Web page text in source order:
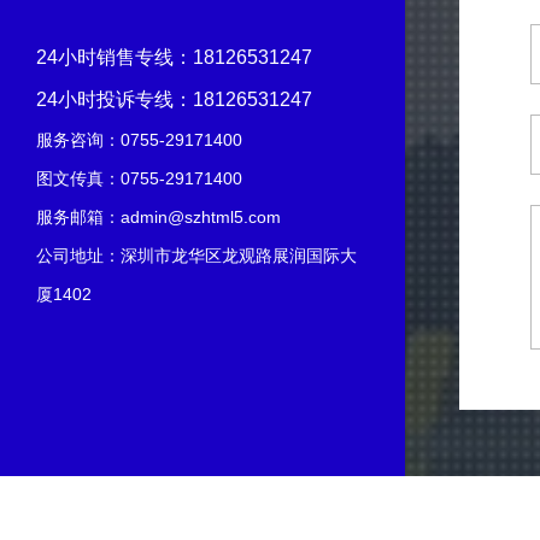
24小时销售专线： 18126531247
24小时投诉专线： 18126531247
服务咨询： 0755-29171400
图文传真：0755-29171400
服务邮箱： admin@szhtml5.com
公司地址：深圳市龙华区龙观路展润国际大
厦1402